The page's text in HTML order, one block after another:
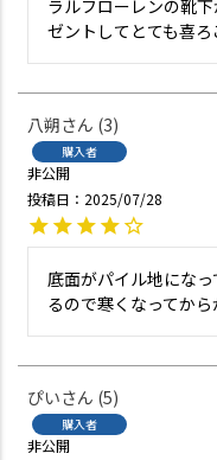
ラルフローレンの靴
ゼントしてとても喜ろ
八朔 3
購入者
非公開
投稿日
2025/07/28
底面がパイル地にな
るので寒くなってか
ぴい 5
購入者
非公開